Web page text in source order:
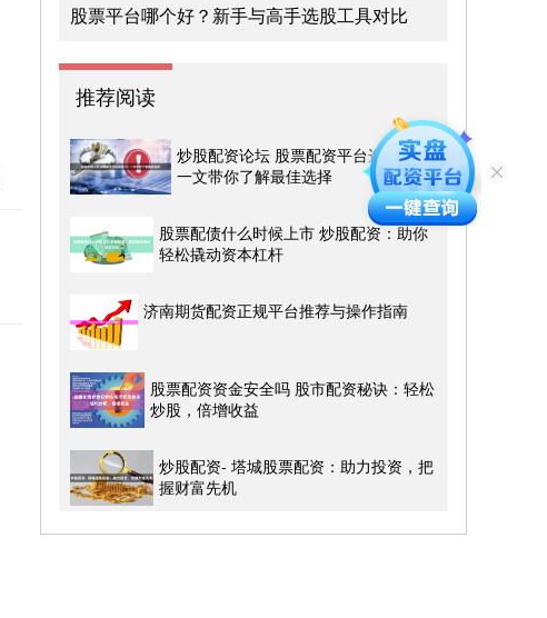
股票平台哪个好？新手与高手选股工具对比
推荐阅读
炒股配资论坛 股票配资平台选哪个？
一文带你了解最佳选择
股票配债什么时候上市 炒股配资：助你
轻松撬动资本杠杆
济南期货配资正规平台推荐与操作指南
股票配资资金安全吗 股市配资秘诀：轻松
炒股，倍增收益
炒股配资- 塔城股票配资：助力投资，把
握财富先机